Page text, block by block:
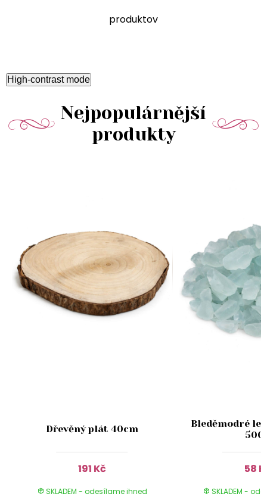
produktov
High-contrast mode
Nejpopulárnější
produkty
Dřevěný plát 40cm
191 Kč
SKLADEM - odesílame ihned
Bleděmodré
58
SKLADEM -